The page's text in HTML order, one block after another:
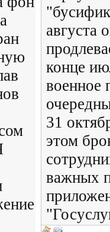
августа
конце
военное
31
этом
важных